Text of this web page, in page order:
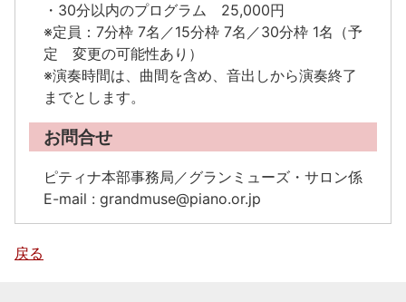
・30分以内のプログラム 25,000円
※定員：7分枠 7名／15分枠 7名／30分枠 1名（予
定 変更の可能性あり）
※演奏時間は、曲間を含め、音出しから演奏終了
までとします。
お問合せ
ピティナ本部事務局／グランミューズ・サロン係
E-mail : grandmuse@piano.or.jp
戻る